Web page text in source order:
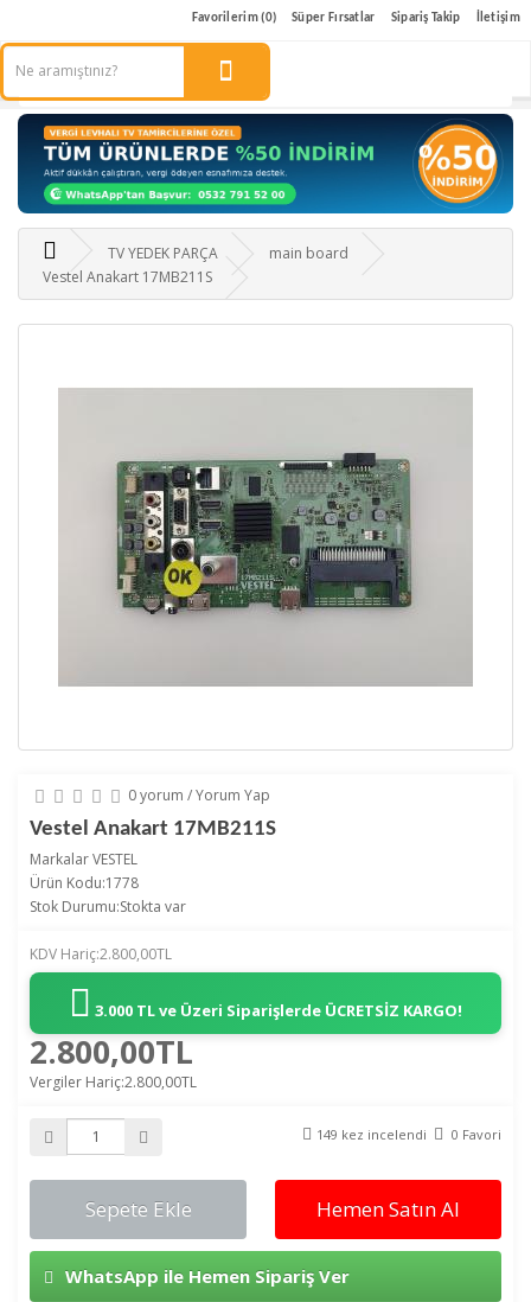
Favorilerim (0) Süper Fırsatlar Sipariş Takip İletişim
TV YEDEK PARÇA
main board
Vestel Anakart 17MB211S
0 yorum /Yorum Yap
Vestel Anakart 17MB211S
MarkalarVESTEL
Ürün Kodu:1778
Stok Durumu:Stokta var
KDV Hariç:2.800,00TL
3.000 TL ve Üzeri Siparişlerde ÜCRETSİZ KARGO!
2.800,00TL
Vergiler Hariç:2.800,00TL
149 kez incelendi 0 Favori
Sepete Ekle Hemen Satın Al
WhatsApp ile Hemen Sipariş Ver